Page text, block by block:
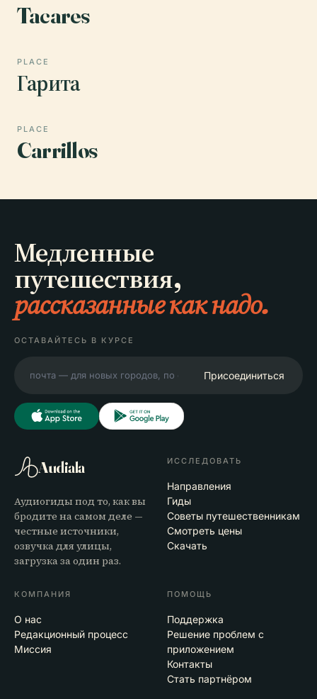
Tacares
PLACE
Гарита
PLACE
Carrillos
Медленные
путешествия,
рассказанные как надо.
ОСТАВАЙТЕСЬ В КУРСЕ
Присоединиться
Audiala
Аудиогиды под то, как вы
бродите на самом деле —
честные источники,
озвучка для улицы,
загрузка за один раз.
ИССЛЕДОВАТЬ
Направления
Гиды
Советы путешественникам
Смотреть цены
Скачать
КОМПАНИЯ
О нас
Редакционный процесс
Миссия
ПОМОЩЬ
Поддержка
Решение проблем с
приложением
Контакты
Стать партнёром